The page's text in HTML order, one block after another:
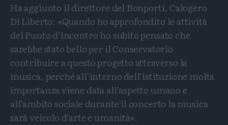
Ha aggiunto il direttore del Bonporti, Calogero
Di Liberto: «Quando ho approfondito le attività
del Punto d’incontro ho subito pensato che
sarebbe stato bello per il Conservatorio
contribuire a questo progetto attraverso la
musica, perché all’interno dell’istituzione molta
importanza viene data all’aspetto umano e
all’ambito sociale durante il concerto la musica
sarà veicolo d’arte e umanità».